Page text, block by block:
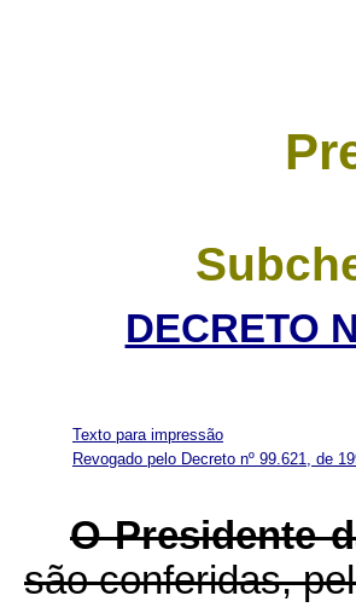
DECRETO
Texto para impressão
Revogado pelo Decreto nº 99.621, de
O Presidente
são conferidas,